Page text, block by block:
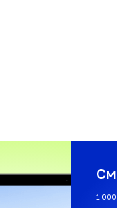
1